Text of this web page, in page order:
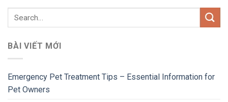
BÀI VIẾT MỚI
Emergency Pet Treatment Tips – Essential Information for
Pet Owners